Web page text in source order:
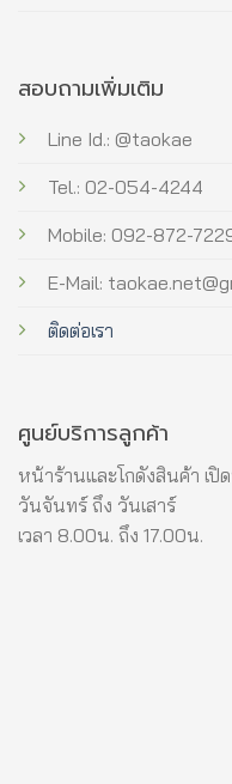
สอบถามเพิ่มเติม
Line Id.: @taokae
Tel.: 02-054-4244
Mobile: 092-872-
E-Mail:
ติดต่อเรา
ศูนย์บริการลูกค้า
หน้าร้านและโกดังสินค้า เปิ
วันจันทร์ ถึง วันเสาร์
เวลา 8.00น. ถึง 17.00น.